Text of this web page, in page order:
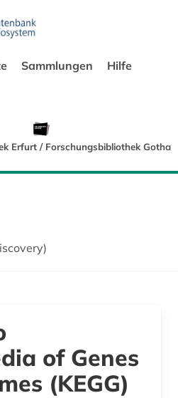
Sammlungen Hilfe
Erfurt / Forschungsbibliothek Gotha
of Genes
(KEGG)